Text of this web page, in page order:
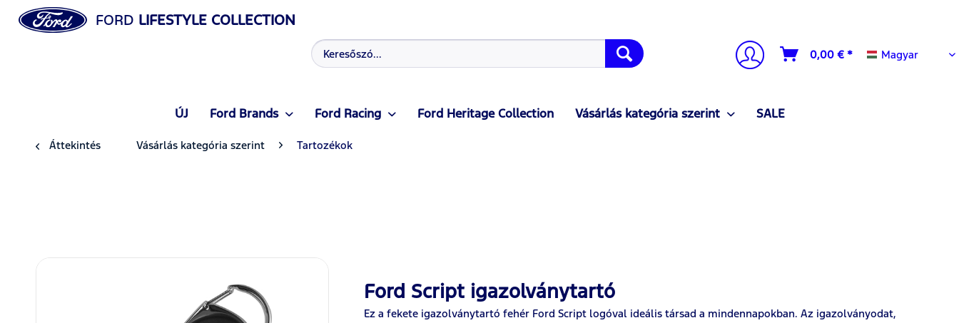
FORD LIFESTYLE COLLECTION
0,00 € * Magyar
Magyar
ÚJ Ford Brands Ford Racing Ford Heritage Collection Vásárlás kategória szerint SALE
Áttekintés Vásárlás kategória szerint Tartozékok
Ford Script igazolványtartó
Ez a fekete igazolványtartó fehér Ford Script logóval ideális társad a mindennapokban. Az igazolványodat,